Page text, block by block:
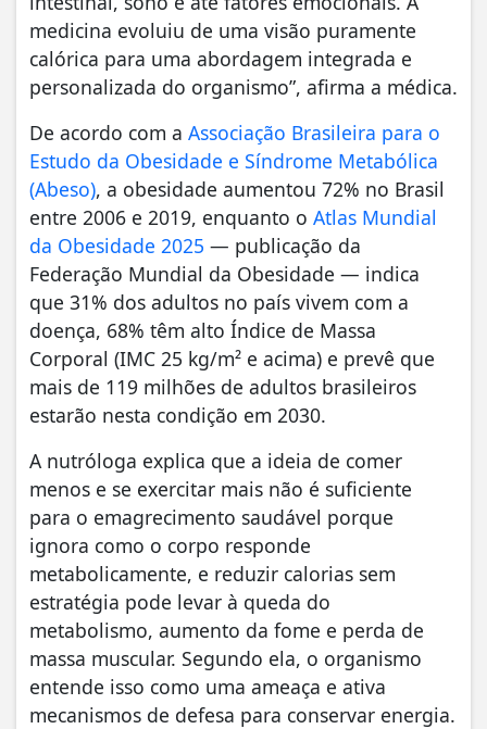
medicina evoluiu de uma visão puramente
calórica para uma abordagem integrada e
personalizada do organismo”, afirma a médica.
De acordo com a Associação Brasileira para o
Estudo da Obesidade e Síndrome Metabólica
(Abeso), a obesidade aumentou 72% no Brasil
entre 2006 e 2019, enquanto o Atlas Mundial
da Obesidade 2025 — publicação da
Federação Mundial da Obesidade — indica
que 31% dos adultos no país vivem com a
doença, 68% têm alto Índice de Massa
Corporal (IMC 25 kg/m² e acima) e prevê que
mais de 119 milhões de adultos brasileiros
estarão nesta condição em 2030.
A nutróloga explica que a ideia de comer
menos e se exercitar mais não é suficiente
para o emagrecimento saudável porque
ignora como o corpo responde
metabolicamente, e reduzir calorias sem
estratégia pode levar à queda do
metabolismo, aumento da fome e perda de
massa muscular. Segundo ela, o organismo
entende isso como uma ameaça e ativa
mecanismos de defesa para conservar energia.